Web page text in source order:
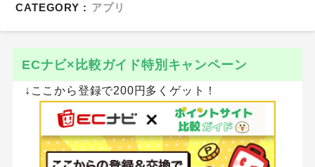
CATEGORY : アプリ
ECナビ×比較ガイド特別キャンペーン
↓ここから登録で200円多くゲット！